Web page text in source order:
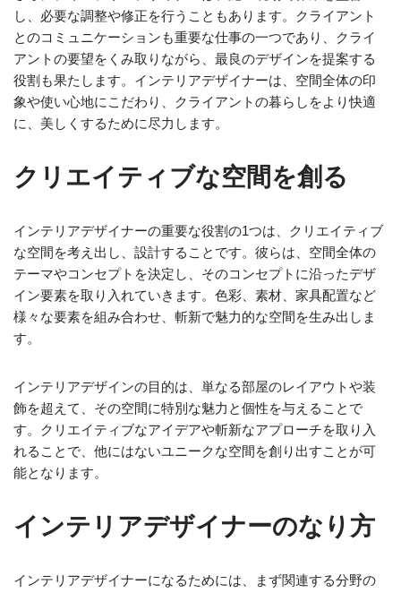
し、必要な調整や修正を行うこともあります。クライアント
とのコミュニケーションも重要な仕事の一つであり、クライ
アントの要望をくみ取りながら、最良のデザインを提案する
役割も果たします。インテリアデザイナーは、空間全体の印
象や使い心地にこだわり、クライアントの暮らしをより快適
に、美しくするために尽力します。
クリエイティブな空間を創る
インテリアデザイナーの重要な役割の1つは、クリエイティブ
な空間を考え出し、設計することです。彼らは、空間全体の
テーマやコンセプトを決定し、そのコンセプトに沿ったデザ
イン要素を取り入れていきます。色彩、素材、家具配置など
様々な要素を組み合わせ、斬新で魅力的な空間を生み出しま
す。
インテリアデザインの目的は、単なる部屋のレイアウトや装
飾を超えて、その空間に特別な魅力と個性を与えることで
す。クリエイティブなアイデアや斬新なアプローチを取り入
れることで、他にはないユニークな空間を創り出すことが可
能となります。
インテリアデザイナーのなり方
インテリアデザイナーになるためには、まず関連する分野の